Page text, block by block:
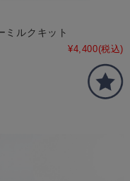
ミルクキット
¥4,400(税込)